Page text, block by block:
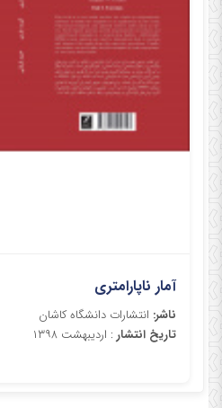
آمار ناپارامتری
ناشر: انتشارات دانشگاه کاشان
تاریخ انتشار: اردیبهشت ۱۳۹۸